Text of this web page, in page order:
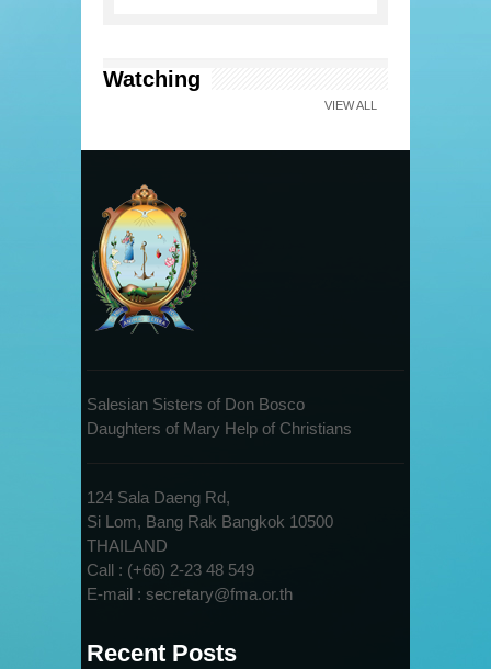
Watching
VIEW ALL
Salesian Sisters of Don Bosco
Daughters of Mary Help of Christians
124 Sala Daeng Rd,
Si Lom, Bang Rak Bangkok 10500
THAILAND
Call : (+66) 2-23 48 549
E-mail : secretary@fma.or.th
Recent Posts